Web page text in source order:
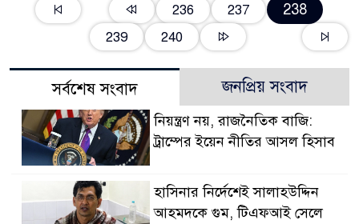
236 237 238
239 240
সর্বশেষ সংবাদ জনপ্রিয় সংবাদ
নিয়ন্ত্রণ নয়, রাজনৈতিক বাজি:
ট্রাম্পের ইয়েন নীতির আসল হিসাব
হাসিনার নির্দেশেই সালাহউদ্দিন
আহমদকে গুম, টিএফআই সেলে